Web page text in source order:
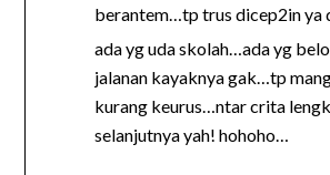
berantem…tp trus dicep2in ya
ada yg uda skolah…ada yg
jalanan kayaknya gak…tp
kurang keurus…ntar crita
selanjutnya yah! hohoho…